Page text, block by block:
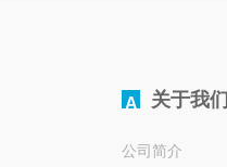
A 关于我们
公司简介